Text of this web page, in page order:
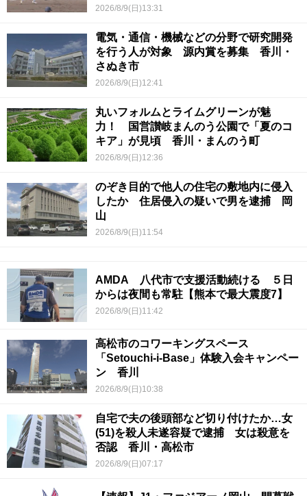
2026/8/9(日)13:31
電気・通信・機械などの分野で研究開発
を行う人が対象 源内賞を募集 香川・
さぬき市
2026/8/9(日)12:41
丸いフォルムとライムグリーンが魅
力！ 国営讃岐まんのう公園で「夏のコ
キア」が見頃 香川・まんのう町
2026/8/9(日)12:36
のぞき目的で他人の住宅の敷地内に侵入
したか 住居侵入の疑いで男を逮捕 岡
山
2026/8/9(日)11:54
AMDA 八代市で支援活動続ける ５日
からは夜間も常駐【熊本で最大震度7】
2026/8/9(日)11:42
高松市のコワーキングスペース
「Setouchi-i-Base」体験入会キャンペー
ン 香川
2026/8/9(日)10:38
自宅で夫の後頭部など切り付けたか…女
(51)を殺人未遂容疑で逮捕 女は殺意を
否認 香川・高松市
2026/8/9(日)07:17